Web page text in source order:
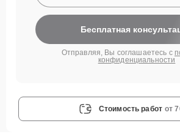
Бесплатная
Отправляя, Вы соглашаетесь с
конфиденциальности
Стоимость работ от